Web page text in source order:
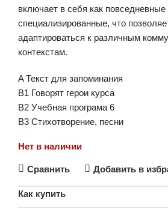
включает в себя как
специализированные, что
адаптироваться к различным
контекстам.
A Текст для запоминания
B1 Говорят герои курса
B2 Учебная програма 6
B3 Стихотворение, песни
Нет в наличии
Сравнить Добавить в
Как купить